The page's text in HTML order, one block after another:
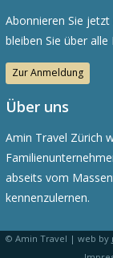
Abonnieren Sie
bleiben Sie über
Zur Anmeldung
Über uns
Amin Travel Zürich
abseits vom
kennenzulernen.
© Amin Travel | web by